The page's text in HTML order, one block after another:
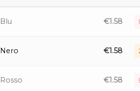
Blu €1.58
Nero €1.58
Rosso €1.58